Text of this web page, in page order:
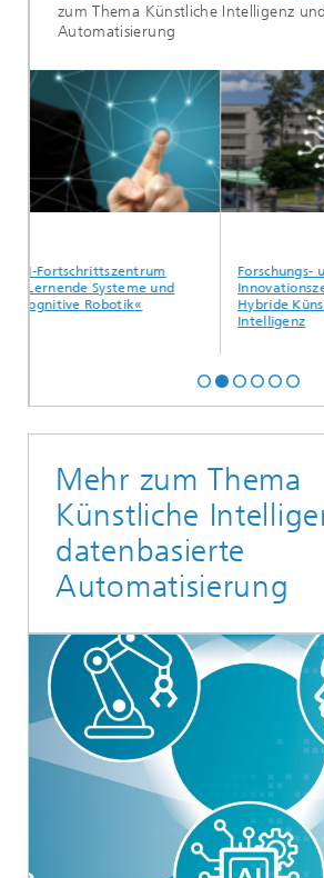
zum Thema Künstliche Intelligenz
Automatisierung
Systeme und
Robotik«
Forschungs- und
Innovationszentrum
Hybride Künstliche
Intelligenz
Mehr zum Thema
Künstliche
datenbasierte
Automatisierung